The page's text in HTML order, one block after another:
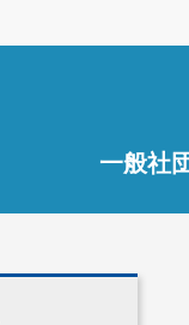
一般社